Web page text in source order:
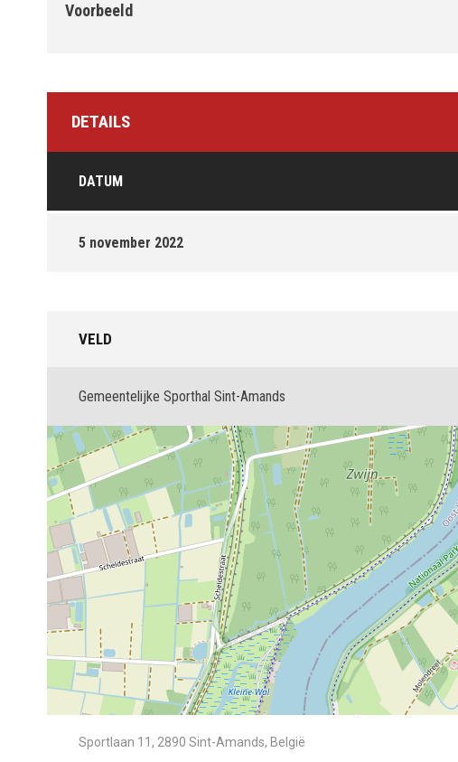
Voorbeeld
DETAILS
DATUM
5 november 2022
VELD
Gemeentelijke Sporthal Sint-Amands
Sportlaan 11, 2890 Sint-Amands, België